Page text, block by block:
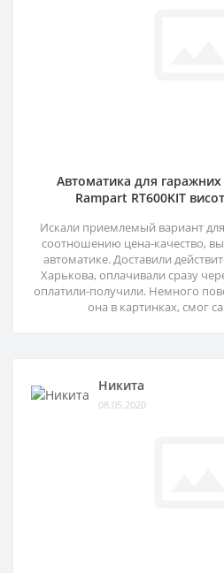
Автоматика для гаражних
Rampart RT600KIT
Искали приемлемый вариант
соотношению цена-качество,
автоматике. Доставили
Харькова, оплачивали сразу
оплатили-получили. Немного
она в картинках, смог
Никита
08.05.2020